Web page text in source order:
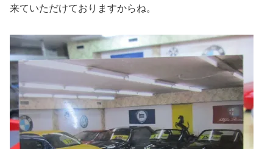
来ていただけておりますからね。